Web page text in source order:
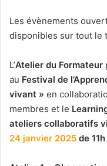
Les évènements
disponibles sur tout le
L’Atelier du Formateur
au Festival de
vivant » en
membres et le
ateliers collaboratifs
24 janvier 2025 de